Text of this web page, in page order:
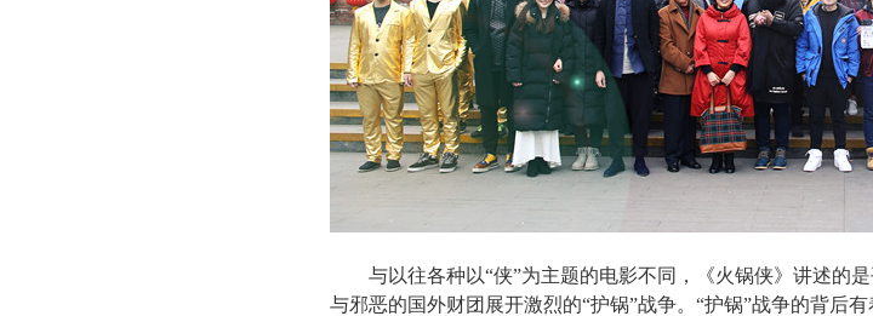
与以往各种以“侠”为主题的电影不同，《火锅侠》讲述的
与邪恶的国外财团展开激烈的“护锅”战争。“护锅”战争的背